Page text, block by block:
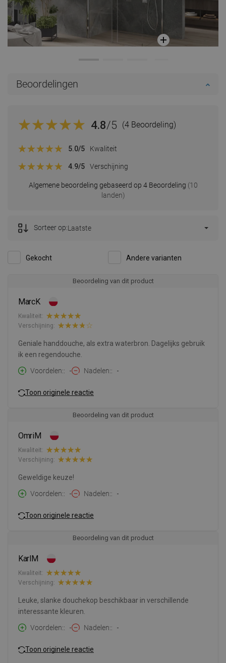
Beoordelingen
4.8/5 (4 Beoordeling)
Algemene beoordeling gebaseerd op 4 Beoordeling (10
landen)
5.0/5 Kwaliteit
4.9/5 Verschijning
Gekocht Andere varianten
Sorteer op:Laatste
Beoordeling van dit product
MarcK
Kwaliteit:
Verschijning:
Geniale handdouche, als extra waterbron. Dagelijks gebruik
ik een regendouche.
Voordelen:
- Nadelen: -
Toon originele reactie
Beoordeling van dit product
OmriM
Kwaliteit:
Verschijning:
Geweldige keuze!
Voordelen:
- Nadelen: -
Toon originele reactie
Beoordeling van dit product
KarlM
Kwaliteit:
Verschijning:
Leuke, slanke douchekop beschikbaar in verschillende
interessante kleuren.
Voordelen:
- Nadelen: -
Toon originele reactie